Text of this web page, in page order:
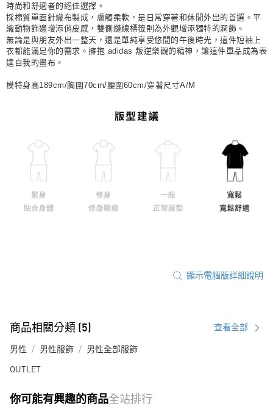
時尚和舒適者的絕佳選擇。
採棉質單面針織布製成，膚觸柔軟，是日常穿著和休閒外出的首選。平
織動物飾邊增添俏皮感，雙側縫線標籤則為外觀增添獨特的潤飾。
無論是與朋友外出一整天，還是單純享受悠閒的午後時光，這件短袖上
衣都能滿足你的需求。擁抱 adidas 叛逆樂觀的精神，讓這件單品成為表
達自我的畫布。
模特身高189cm/胸圍70cm/腰圍60cm/穿著尺寸A/M
顯示電腦版詳細說明
商品相關分類 (5) 查看全部
男性 男性服飾 男性全部服飾
OUTLET
你可能有興趣的商品全站排行